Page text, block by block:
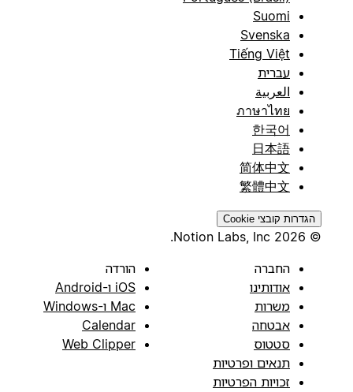
Suomi
Svenska
Tiếng Việt
עברית
العربية
ภาษาไทย
한국어
日本語
简体中文
繁體中文
הגדרות קובצי Cookie
החברה
אודותינו
משרות
אבטחה
סטטוס
תנאים ופרטיות
זכויות הפרטיות
הורדה
iOS ו-Android
Mac ו-Windows
Calendar
Web Clipper